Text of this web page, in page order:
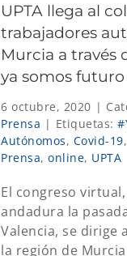
UPTA llega al
trabajadores
Murcia a través
ya somos futuro
6 octubre, 2020 |
Prensa | Etiquetas:
Autónomos, Covid-19,
Prensa, online, UPTA
El congreso
andadura la
Valencia, se dirige
la región de